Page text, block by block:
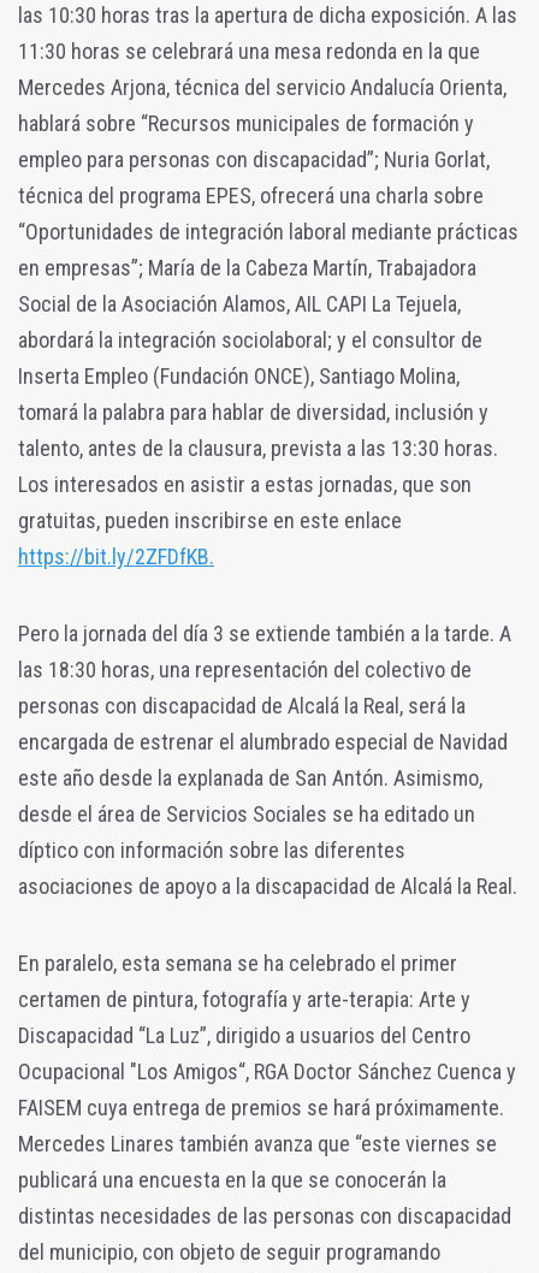
las 10:30 horas tras la apertura de dicha exposición. A las
11:30 horas se celebrará una mesa redonda en la que
Mercedes Arjona, técnica del servicio Andalucía Orienta,
hablará sobre “Recursos municipales de formación y
empleo para personas con discapacidad”; Nuria Gorlat,
técnica del programa EPES, ofrecerá una charla sobre
“Oportunidades de integración laboral mediante prácticas
en empresas”; María de la Cabeza Martín, Trabajadora
Social de la Asociación Alamos, AIL CAPI La Tejuela,
abordará la integración sociolaboral; y el consultor de
Inserta Empleo (Fundación ONCE), Santiago Molina,
tomará la palabra para hablar de diversidad, inclusión y
talento, antes de la clausura, prevista a las 13:30 horas.
Los interesados en asistir a estas jornadas, que son
gratuitas, pueden inscribirse en este enlace
https://bit.ly/2ZFDfKB.
Pero la jornada del día 3 se extiende también a la tarde. A
las 18:30 horas, una representación del colectivo de
personas con discapacidad de Alcalá la Real, será la
encargada de estrenar el alumbrado especial de Navidad
este año desde la explanada de San Antón. Asimismo,
desde el área de Servicios Sociales se ha editado un
díptico con información sobre las diferentes
asociaciones de apoyo a la discapacidad de Alcalá la Real.
En paralelo, esta semana se ha celebrado el primer
certamen de pintura, fotografía y arte-terapia: Arte y
Discapacidad “La Luz”, dirigido a usuarios del Centro
Ocupacional "Los Amigos“, RGA Doctor Sánchez Cuenca y
FAISEM cuya entrega de premios se hará próximamente.
Mercedes Linares también avanza que “este viernes se
publicará una encuesta en la que se conocerán la
distintas necesidades de las personas con discapacidad
del municipio, con objeto de seguir programando